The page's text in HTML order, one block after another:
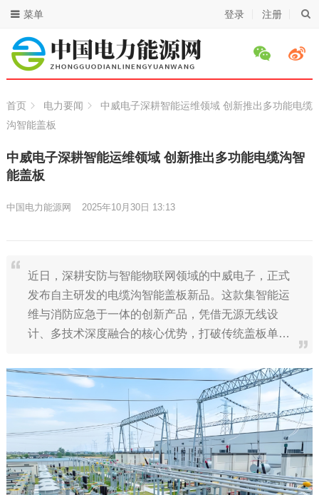
登录 注册
菜单
首页 电力要闻
中威电子深耕智能运维领域 创新推出多功能电缆
沟智能盖板
中威电子深耕智能运维领域 创新推出多功能电缆沟智
能盖板
中国电力能源网 2025年10月30日 13:13
近日，深耕安防与智能物联网领域的中威电子，正式
发布自主研发的电缆沟智能盖板新品。这款集智能运
维与消防应急于一体的创新产品，凭借无源无线设
计、多技术深度融合的核心优势，打破传统盖板单…